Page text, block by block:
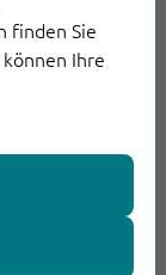
finden Sie
Ihre